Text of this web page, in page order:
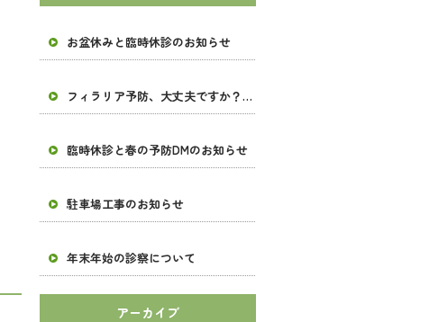
お盆休みと臨時休診のお知らせ
フィラリア予防、大丈夫ですか？ 春の予防と臨時休診について
臨時休診と春の予防DMのお知らせ
駐車場工事のお知らせ
年末年始の診察について
アーカイブ